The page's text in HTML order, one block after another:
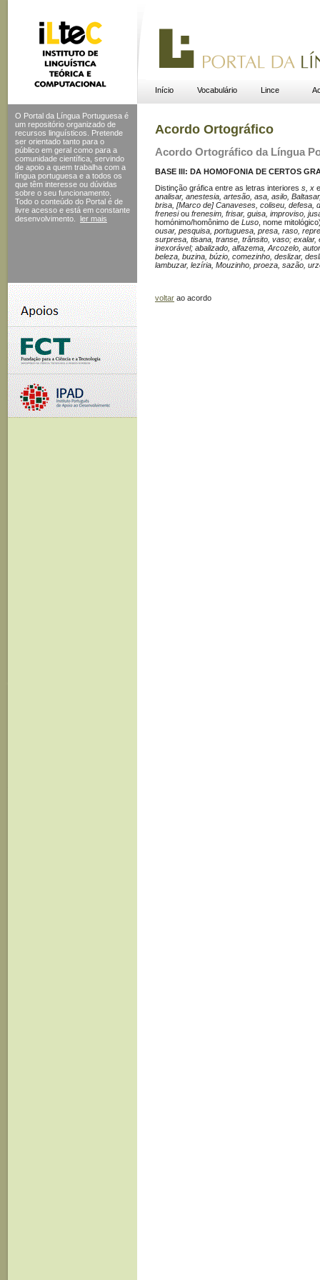
Início Vocabulário Lince
O Portal da Língua Portuguesa é
um repositório organizado de
recursos linguísticos. Pretende
ser orientado tanto para o
público em geral como para a
comunidade científica, servindo
de apoio a quem trabalha com a
língua portuguesa e a todos os
que têm interesse ou dúvidas
sobre o seu funcionamento.
Todo o conteúdo do Portal é de
livre acesso e está em constante
desenvolvimento.
ler mais
Acordo Ortográfico
Acordo Ortográfico da Língua
BASE III: DA HOMOFONIA DE CERTOS
Distinção gráfica entre as letras interiores s, x
analisar, anestesia, artesão, asa, asilo,
brisa, [Marco de] Canaveses, coliseu, defesa,
frenesiou frenesim, frisar, guisa, improviso,
homónimo/ho­mônimo de Luso , nome
ousar, pesquisa, portuguesa, presa, raso,
surpresa, tisana, transe, trânsito, vaso; exalar,
inexorável; abalizado, alfazema, Arcozelo,
beleza, buzina, búzio, comezinho, deslizar,
lambuzar, lezíria, Mouzinho, proeza, sazão,
voltar ao acordo